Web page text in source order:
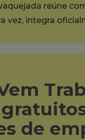
reúne
vez, integra
de